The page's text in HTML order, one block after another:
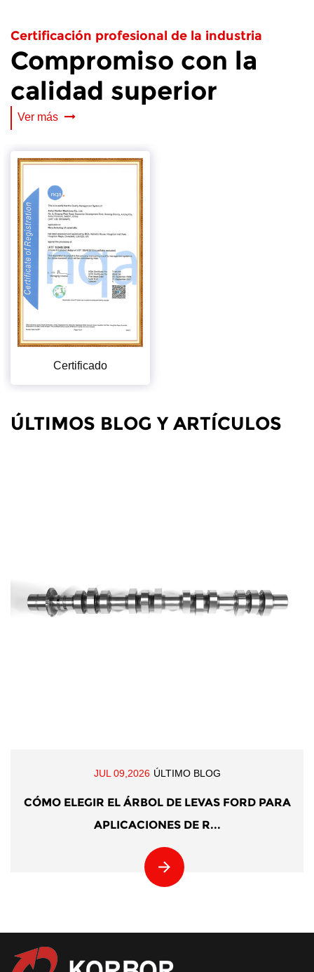
Certificación profesional de la industria
Compromiso con la
calidad superior
Ver más
Certificado
ÚLTIMOS BLOG Y ARTÍCULOS
JUL 09,2026 ÚLTIMO BLOG
CÓMO ELEGIR EL ÁRBOL DE LEVAS FORD PARA
APLICACIONES DE R...